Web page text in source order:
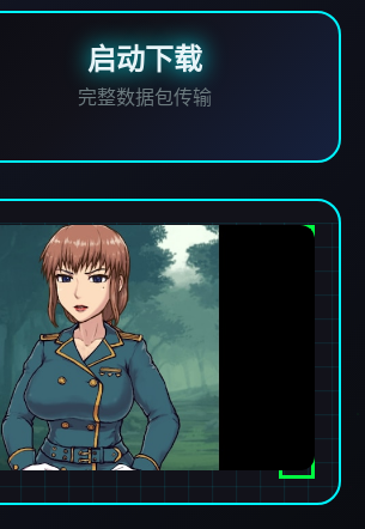
启动下载
完整数据包传输